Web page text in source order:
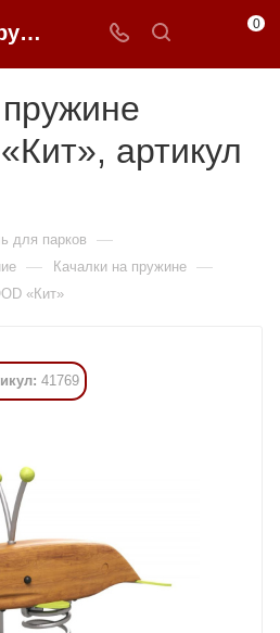
Качалка на пружине ARTWOOD «Кит» купить в Москве от 207 060 ₽ - 0FFER 0
артикул
для парков —
— Качалки на пружине —
«Кит»
41769